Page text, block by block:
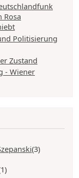
Rosa
Politisierung
Zustand
- Wiener
(3)